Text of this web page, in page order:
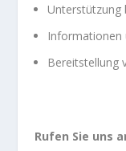
Unterstützung
Informationen
Bereitstellung
Rufen Sie uns